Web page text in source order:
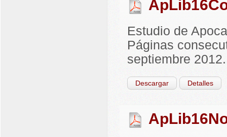
Estudio de
Páginas
septiembre 2012.
Descargar Detalles